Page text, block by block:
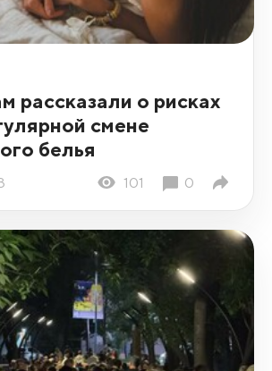
рассказали о рисках
смене
белья
101 0